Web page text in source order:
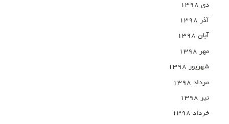
دی ۱۳۹۸
آذر ۱۳۹۸
آبان ۱۳۹۸
مهر ۱۳۹۸
شهریور ۱۳۹۸
مرداد ۱۳۹۸
تیر ۱۳۹۸
خرداد ۱۳۹۸